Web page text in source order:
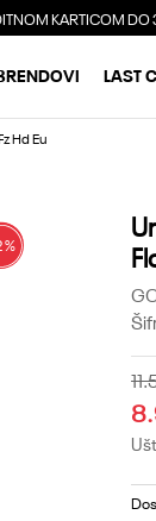
KARTICOM DO
LAST
Hd Eu
%